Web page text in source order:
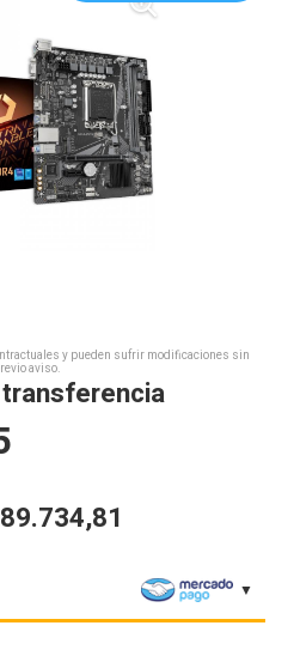
y pueden sufrir modificaciones sin
aviso.